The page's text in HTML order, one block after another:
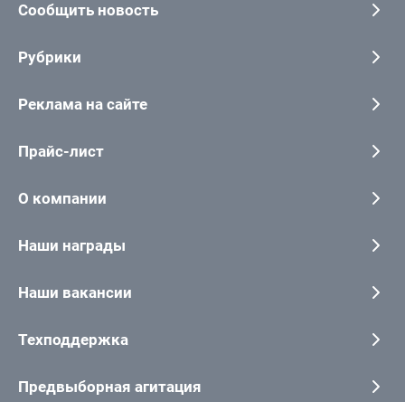
Сообщить новость
Рубрики
Реклама на сайте
Прайс-лист
О компании
Наши награды
Наши вакансии
Техподдержка
Предвыборная агитация